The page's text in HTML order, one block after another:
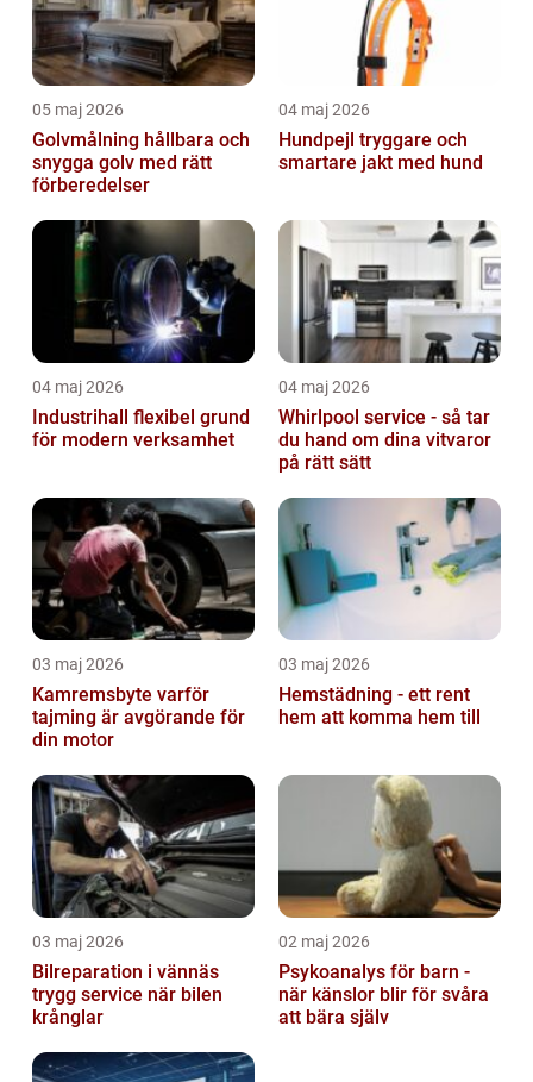
05 maj 2026
Golvmålning hållbara och
snygga golv med rätt
förberedelser
04 maj 2026
Hundpejl tryggare och
smartare jakt med hund
04 maj 2026
Industrihall flexibel grund
för modern verksamhet
04 maj 2026
Whirlpool service - så tar
du hand om dina vitvaror
på rätt sätt
03 maj 2026
Kamremsbyte varför
tajming är avgörande för
din motor
03 maj 2026
Hemstädning - ett rent
hem att komma hem till
03 maj 2026
Bilreparation i vännäs
trygg service när bilen
krånglar
02 maj 2026
Psykoanalys för barn -
när känslor blir för svåra
att bära själv